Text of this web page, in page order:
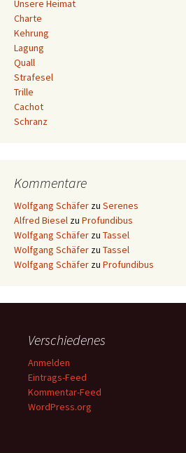
Unsere Heimat
Charte
Kehrung
Lagung
Quall
Strafesel
Trille
Cachot
Schranz
Kommentare
Wolfgang Schäfer zu Serenes
Alfred Biesel zu Profundibus
Wolfgang Schäfer zu Tassel
Wolfgang Schäfer zu Tassel
Wolfgang Schäfer zu Profundibus
Verschiedenes
Anmelden
Eintrags-Feed
Kommentar-Feed
WordPress.org